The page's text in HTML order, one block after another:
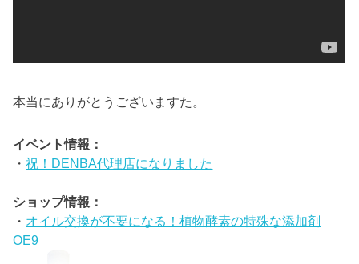
本当にありがとうございますた。
イベント情報：
・祝！DENBA代理店になりました
ショップ情報：
・ オイル交換が不要になる！植物酵素の特殊な添加剤
OE9